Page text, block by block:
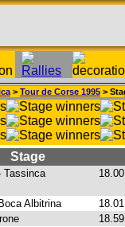
> Tour de Corse 1995 >
Stage
Tassinca
Albitrina